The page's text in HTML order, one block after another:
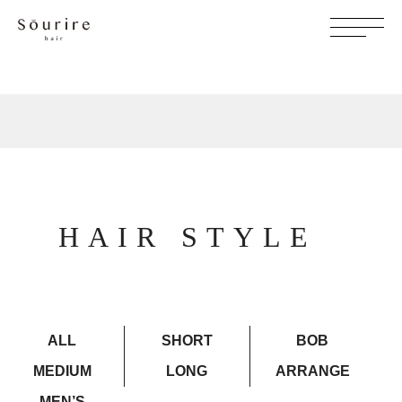
HAIR STYLE
ALL SHORT
BOB
MEDIUM
LONG
ARRANGE